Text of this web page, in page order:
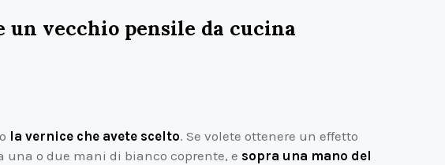
vecchio pensile da cucina
la vernice che avete scelto. Se volete ottenere un effetto
una o due mani di bianco coprente, e sopra una mano del